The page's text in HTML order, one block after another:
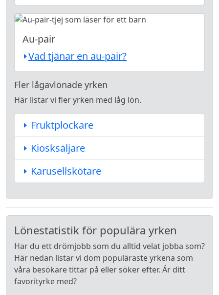
Au-pair
Vad tjänar en au-pair?
Fler lågavlönade yrken
Här listar vi fler yrken med låg lön.
Fruktplockare
Kiosksäljare
Karusellskötare
Lönestatistik för populära yrken
Har du ett drömjobb som du alltid velat jobba som?
Här nedan listar vi dom populäraste yrkena som
våra besökare tittar på eller söker efter. Är ditt
favorityrke med?